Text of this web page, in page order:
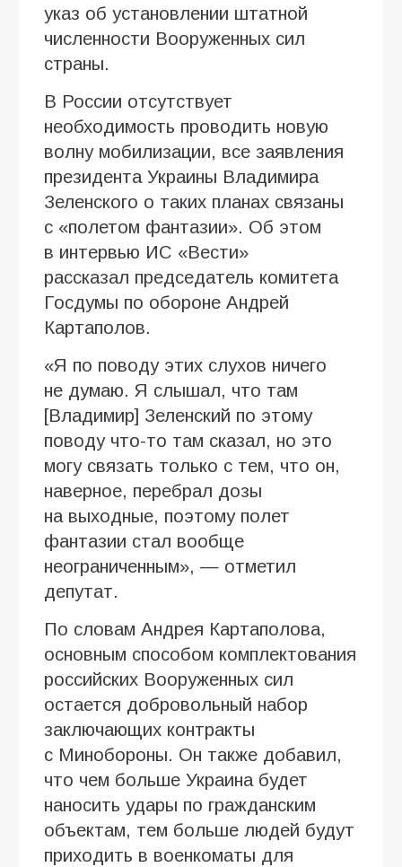
указ об установлении штатной
численности Вооруженных сил
страны.
В России отсутствует
необходимость проводить новую
волну мобилизации, все заявления
президента Украины Владимира
Зеленского о таких планах связаны
с «полетом фантазии». Об этом
в интервью ИC «Вести»
рассказал председатель комитета
Госдумы по обороне Андрей
Картаполов.
«Я по поводу этих слухов ничего
не думаю. Я слышал, что там
[Владимир] Зеленский по этому
поводу что-то там сказал, но это
могу связать только с тем, что он,
наверное, перебрал дозы
на выходные, поэтому полет
фантазии стал вообще
неограниченным», — отметил
депутат.
По словам Андрея Картаполова,
основным способом комплектования
российских Вооруженных сил
остается добровольный набор
заключающих контракты
с Минобороны. Он также добавил,
что чем больше Украина будет
наносить удары по гражданским
объектам, тем больше людей будут
приходить в военкоматы для